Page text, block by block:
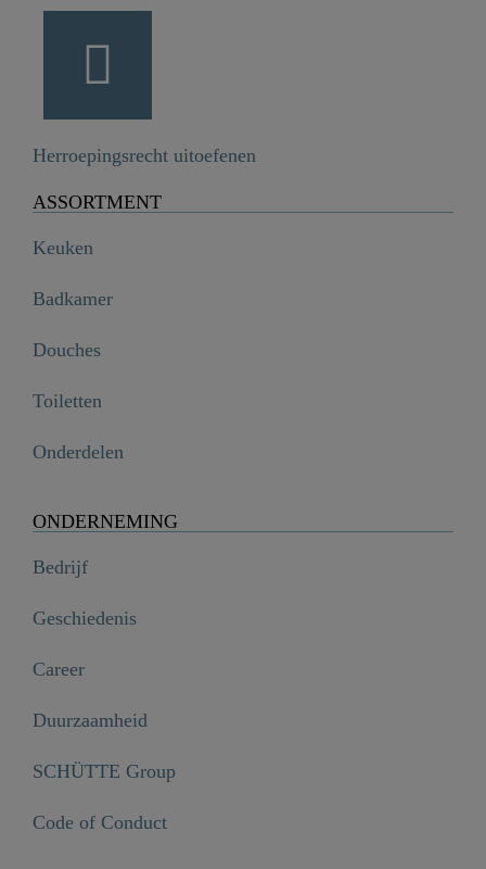
Herroepingsrecht uitoefenen
ASSORTMENT
Keuken
Badkamer
Douches
Toiletten
Onderdelen
ONDERNEMING
Bedrijf
Geschiedenis
Career
Duurzaamheid
SCHÜTTE Group
Code of Conduct